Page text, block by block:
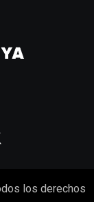
los derechos